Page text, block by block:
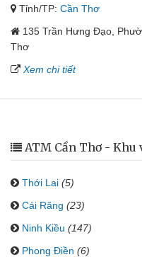
Tỉnh/TP: Cần Thơ
135 Trần Hưng Đạo,
Thơ
Xem chi tiết
ATM Cần Thơ - Khu
Thới Lai (5)
Cái Răng (23)
Ninh Kiều (147)
Phong Điền (6)